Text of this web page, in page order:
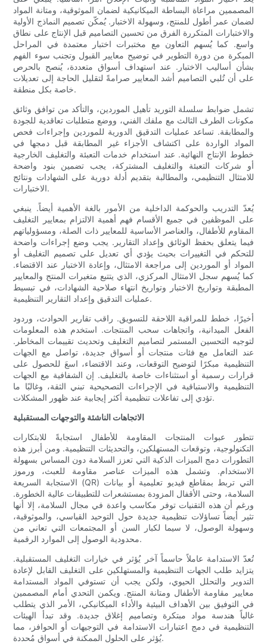
المصممين مراعاة البساطة الميكانيكية لضمان الموثوقية، ومتانة المواد
لضمان عمر أطول للمنتج، وسهولة الاختبار. يُمكّن تصميم النماذج الأولية
والاختبارات المتكررة الفرق من تحسين التصاميم قبل الإنتاج على نطاق
واسع. كما يُسهم التعاون مع مختبرات اختبار معتمدة في المراحل
المبكرة من دورة التطوير في توضيح معايير القبول وتجنب سوء الفهم
بشأن أساليب الاختبار. عند استهداف أسواق متعددة، يُنصح بالحرص
على أن تُلبي التصاميم أشد المعايير صرامةً لتقليل الحاجة إلى تعديلات
خاصة بكل منطقة.
تشمل ضوابط سلسلة التوريد تأهيل الموردين، والتأكد من توافق وثائق
مكونات الطرف الثالث مع ملفك الفني، ووضع متطلبات تعاقدية للجودة
والمطابقة. تساعد عمليات التدقيق الدورية للموردين وإجراءات فحص
المواد الواردة على اكتشاف الأجزاء غير المطابقة قبل دمجها في
خطوط الإنتاج النهائية. عند استخدام خدمات التعبئة والتغليف الخارجية
أو شركات التعبئة والتغليف المشتركة، يجب تضمين بنود واضحة
للامتثال التنظيمي، والمطالبة بتقديم أدلة دورية على الشهادات ونتائج
الاختبارات.
يُعدّ التدريب والحوكمة الداخلية من الأمور بالغة الأهمية أيضاً. ينبغي
على الموظفين في جميع الأقسام فهم أهمية الالتزام بمعايير التغليف
المقاوم للأطفال، والعناصر الأساسية للمعايير ذات الصلة، ومسؤولياتهم
فيما يتعلق بحفظ الوثائق وإعداد التقارير. يجب وضع إجراءات واضحة
للتحكم في التغييرات بحيث يؤدي أي تعديل على تصميم التغليف أو
المواد أو الموردين إلى مراجعة الامتثال، وإعادة الاختبار عند الاقتضاء.
كما يُسهم سجل الامتثال المركزي، الذي يتتبع متغيرات المنتج والمعايير
المطبقة وتواريخ الاختبار وتواريخ انتهاء صلاحية الشهادات، في تبسيط
عمليات التدقيق وإعداد التقارير التنظيمية.
أخيرًا، خطط للمراقبة اللاحقة للتسويق. راقب تقارير الحوادث، وردود
الفعل الميدانية، واتجاهات سحب المنتجات. استخدم هذه المعلومات
لتوجيه التحسين المستمر لتصاميم التغليف وتحديث تقييمات المخاطر.
عند التعامل مع فئات منتجات أو أسواق جديدة، تواصل مع الجهات
التنظيمية مبكرًا لتوضيح التوقعات، وعند الاقتضاء، اسعَ للحصول على
قرارات رسمية أو استثناءات خاصة بالتغليف. إن الشفافية مع الجهات
التنظيمية والاستباقية في الإجراءات التصحيحية تبني الثقة، وغالبًا ما
تؤدي إلى تفاعلات تنظيمية أكثر إيجابية عند ظهور المشكلات.
الاتجاهات الناشئة والتوجهات المستقبلية
تتطور عبوات المنتجات المقاومة للأطفال استجابةً للابتكارات
التكنولوجية، وتوقعات المستهلكين، والتحديثات التنظيمية. ومن أبرز هذه
التطورات دمج الميزات الذكية التي تعزز السلامة دون المساس بسهولة
الاستخدام. وتشمل هذه الميزات عناصر مقاومة للعبث، ورموز
الاستجابة السريعة (QR) التي تربط بمقاطع فيديو تعليمية أو بيانات
السلامة، وحتى الأقفال المزودة بمستشعرات للتطبيقات عالية الخطورة.
ورغم أن هذه التقنيات توفر مكاسب واعدة في مجال السلامة، إلا أنها
تثير أيضاً تساؤلات تنظيمية جديدة حول التوحيد القياسي، والموثوقية،
وسهولة الوصول، لا سيما لكبار السن أو المجتمعات التي تعاني من
محدودية الوصول إلى الموارد الرقمية.
تُعدّ الاستدامة عاملاً حاسماً آخر يُؤثر في خيارات التغليف المستقبلية.
يتزايد طلب الجهات التنظيمية والمستهلكين على التغليف القابل لإعادة
التدوير والتحلل الحيوي، ولكن يجب أن تستوفي المواد المستدامة
معايير مقاومة الأطفال ومتانة المنتج. ويكمن التحدي أمام المصممين
في التوفيق بين الأهداف البيئية والأداء الميكانيكي، الأمر الذي يتطلب
غالباً هندسة مواد مبتكرة وتصاميم إغلاق جديدة. وقد تبدأ الهيئات
التنظيمية في دمج اعتبارات الاستدامة في التوجيهات أو الحوافز، مما
يُؤثر على الحلول الممكنة في أسواق مُحددة.